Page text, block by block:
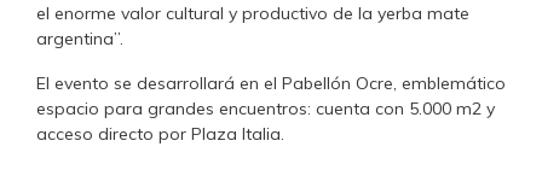
el enorme valor cultural y productivo de la yerba mate
argentina”.
El evento se desarrollará en el Pabellón Ocre, emblemático
espacio para grandes encuentros: cuenta con 5.000 m2 y
acceso directo por Plaza Italia.